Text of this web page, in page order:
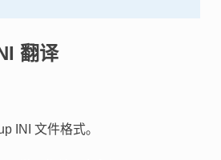
翻译
INI 文件格式。